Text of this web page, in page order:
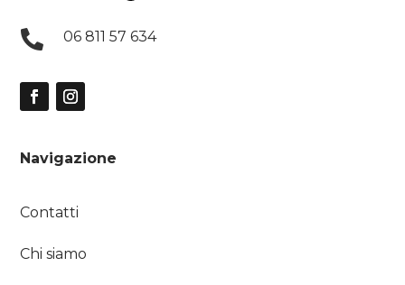
 06 811 57 634
Navigazione
Contatti
Chi siamo